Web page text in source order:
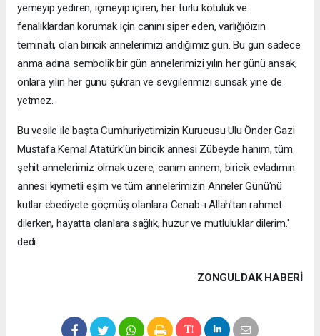
yemeyip yediren, içmeyip içiren, her türlü kötülük ve
fenalıklardan korumak için canını siper eden, varlığıöızın
teminatı, olan biricik annelerimizi andığımız gün. Bu gün sadece
anma adına sembolik bir gün annelerimizi yılın her günü ansak,
onlara yılın her günü şükran ve sevgilerimizi sunsak yine de
yetmez.
Bu vesile ile başta Cumhuriyetimizin Kurucusu Ulu Önder Gazi
Mustafa Kemal Atatürk'ün biricik annesi Zübeyde hanım, tüm
şehit annelerimiz olmak üzere, canım annem, biricik evladımın
annesi kıymetli eşim ve tüm annelerimizin Anneler Günü'nü
kutlar ebediyete göçmüş olanlara Cenab-ı Allah'tan rahmet
dilerken, hayatta olanlara sağlık, huzur ve mutluluklar dilerim.'
dedi.
ZONGULDAK HABERİ